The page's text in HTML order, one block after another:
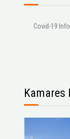
Covid-19 Info
Kamares